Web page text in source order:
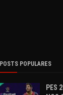
POSTS POPULARES
PES